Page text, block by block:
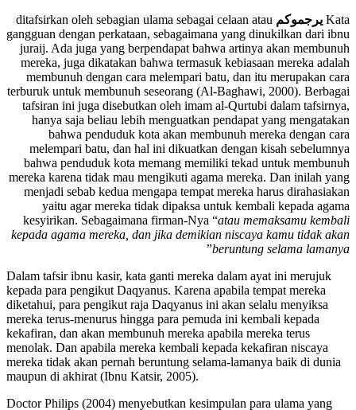
Kata يرجموكم ditafsirkan oleh sebagian ulama sebagai celaan atau
gangguan dengan perkataan, sebagaimana yang dinukilkan dari ibnu
juraij. Ada juga yang berpendapat bahwa artinya akan membunuh
mereka, juga dikatakan bahwa termasuk kebiasaan mereka adalah
membunuh dengan cara melempari batu, dan itu merupakan cara
terburuk untuk membunuh seseorang (Al-Baghawi, 2000). Berbagai
tafsiran ini juga disebutkan oleh imam al-Qurtubi dalam tafsirnya,
hanya saja beliau lebih menguatkan pendapat yang mengatakan
bahwa penduduk kota akan membunuh mereka dengan cara
melempari batu, dan hal ini dikuatkan dengan kisah sebelumnya
bahwa penduduk kota memang memiliki tekad untuk membunuh
mereka karena tidak mau mengikuti agama mereka. Dan inilah yang
menjadi sebab kedua mengapa tempat mereka harus dirahasiakan
yaitu agar mereka tidak dipaksa untuk kembali kepada agama
kesyirikan. Sebagaimana firman-Nya “atau memaksamu kembali
kepada agama mereka, dan jika demikian niscaya kamu tidak akan
Dalam tafsir ibnu kasir, kata ganti mereka dalam ayat ini merujuk
kepada para pengikut Daqyanus. Karena apabila tempat mereka
diketahui, para pengikut raja Daqyanus ini akan selalu menyiksa
mereka terus-menurus hingga para pemuda ini kembali kepada
kekafiran, dan akan membunuh mereka apabila mereka terus
menolak. Dan apabila mereka kembali kepada kekafiran niscaya
mereka tidak akan pernah beruntung selama-lamanya baik di dunia